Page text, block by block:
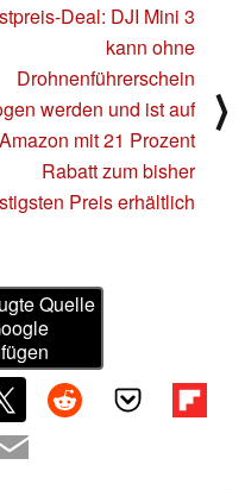
Deal: DJI Mini 3
kann ohne
Drohnenführerschein
werden und ist auf
Amazon mit 21 Prozent
Rabatt zum bisher
Preis erhältlich
⟩
Quelle